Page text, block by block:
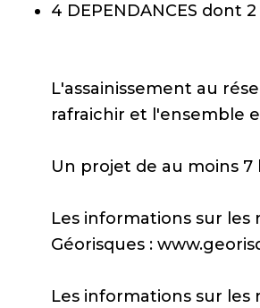
4 DEPENDANCES dont
L'assainissement au
rafraichir et l'ensemble
Un projet de au moins
Les informations sur les
Géorisques :
Les informations sur les